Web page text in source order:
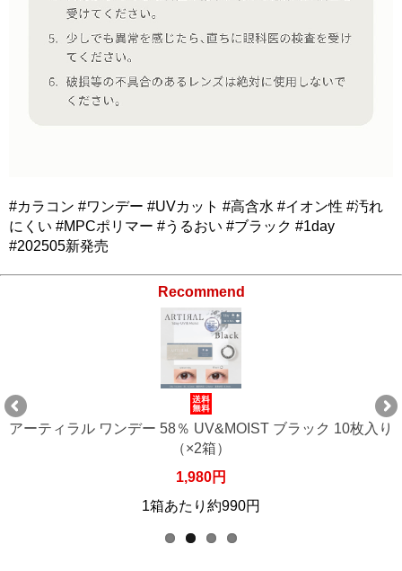
#カラコン #ワンデー #UVカット #高含水 #イオン性 #汚れ
にくい #MPCポリマー #うるおい #ブラック #1day
#202505新発売
Recommend
アーティラル ワンデー 58％ UV&MOIST ブラック 10枚入り
（×4箱）
3,960円
1箱あたり約990円